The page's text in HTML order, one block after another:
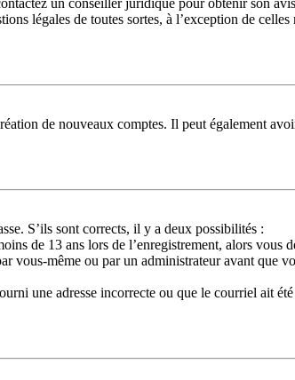
légales de toutes sortes, à l’exception de
de nouveaux comptes. Il peut également
S’ils sont corrects, il y a deux possibilités :
de 13 ans lors de l’enregistrement, alors
vous-même ou par un administrateur avant que
une adresse incorrecte ou que le courriel ait